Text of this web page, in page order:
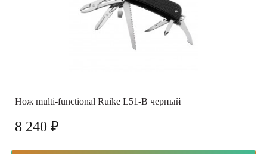
Нож multi-functional Ruike L51-B черный
8 240 ₽